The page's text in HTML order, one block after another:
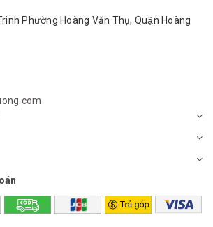
Phường Hoàng Văn Thụ, Quận Hoàng